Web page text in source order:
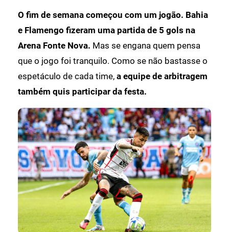
O fim de semana começou com um jogão. Bahia
e Flamengo fizeram uma partida de 5 gols na
Arena Fonte Nova. Mas se engana quem pensa
que o jogo foi tranquilo. Como se não bastasse o
espetáculo de cada time, a equipe de arbitragem
também quis participar da festa.